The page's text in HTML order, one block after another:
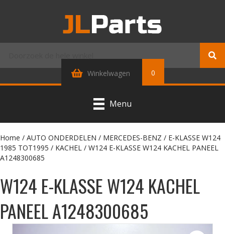
Winkelwagen 0
Menu
Home / AUTO ONDERDELEN / MERCEDES-BENZ / E-KLASSE W124
1985 TOT1995 / KACHEL / W124 E-KLASSE W124 KACHEL PANEEL
A1248300685
W124 E-KLASSE W124 KACHEL
PANEEL A1248300685